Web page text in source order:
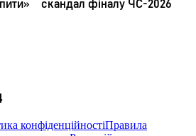
конфіденційностіПравила